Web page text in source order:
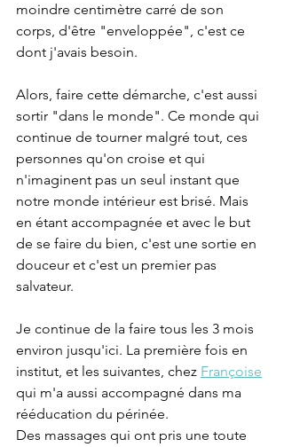
moindre centimètre carré de son
corps, d'être "enveloppée", c'est ce
dont j'avais besoin.
Alors, faire cette démarche, c'est aussi
sortir "dans le monde". Ce monde qui
continue de tourner malgré tout, ces
personnes qu'on croise et qui
n'imaginent pas un seul instant que
notre monde intérieur est brisé. Mais
en étant accompagnée et avec le but
de se faire du bien, c'est une sortie en
douceur et c'est un premier pas
salvateur.
Je continue de la faire tous les 3 mois
environ jusqu'ici. La première fois en
institut, et les suivantes, chez Françoise
qui m'a aussi accompagné dans ma
rééducation du périnée.
Des massages qui ont pris une toute